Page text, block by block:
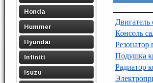
Honda
Hummer
Hyundai
Infiniti
Isuzu
Консоль
Резонатор
Подушка
Радиатор